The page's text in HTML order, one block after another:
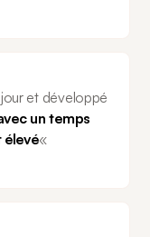
et développé
un temps
«